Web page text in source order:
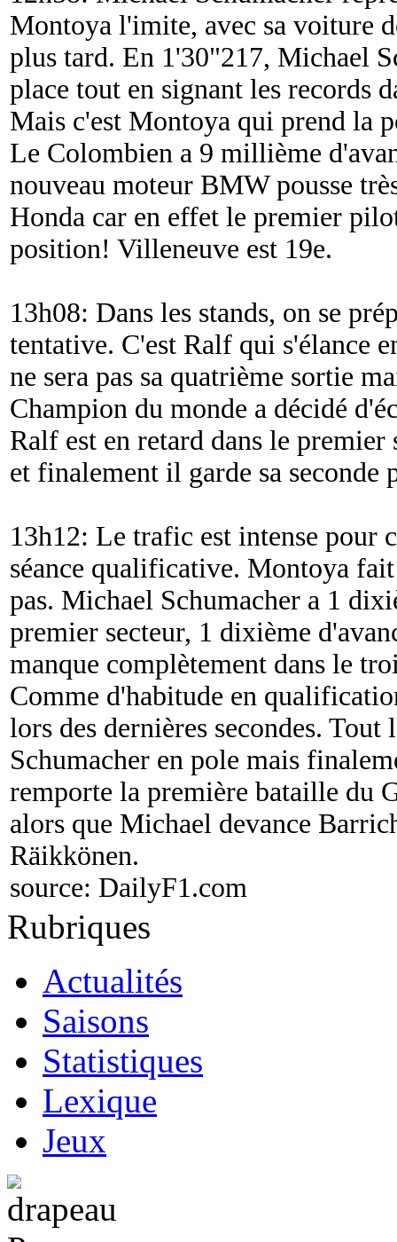
Montoya l'imite, avec sa voiture
plus tard. En 1'30"217, Michael
place tout en signant les records
Mais c'est Montoya qui prend la
Le Colombien a 9 millième
nouveau moteur BMW pousse
Honda car en effet le premier
position! Villeneuve est 19e.
13h08: Dans les stands, on se
tentative. C'est Ralf qui s'élance
ne sera pas sa quatrième sortie
Champion du monde a décidé
Ralf est en retard dans le premier
et finalement il garde sa
13h12: Le trafic est intense pour
séance qualificative. Montoya
pas. Michael Schumacher a 1
premier secteur, 1 dixième
manque complètement dans le
Comme d'habitude en
lors des dernières secondes.
Schumacher en pole mais
remporte la première bataille du
alors que Michael devance
Räikkönen.
source: DailyF1.com
Rubriques
Actualités
Saisons
Statistiques
Lexique
Jeux